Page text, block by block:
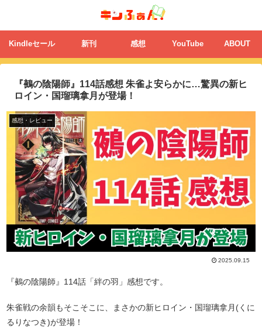
Kindleセール 新刊 感想 YouTube ABOUT
『鵺の陰陽師』114話感想 朱雀よ安らかに…驚異の新ヒ
ロイン・国瑠璃拿月が登場！
感想・レビュー
2025.09.15
『鵺の陰陽師』114話「絆の羽」感想です。
朱雀戦の余韻もそこそこに、まさかの新ヒロイン・国瑠璃拿月(くに
るりなつき)が登場！